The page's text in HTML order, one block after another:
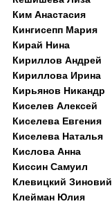
Ким Анастасия
Кингисепп Мария
Кирай Нина
Кириллов Андрей
Кириллова Ирина
Кирьянов Никандр
Киселев Алексей
Киселева Евгения
Киселева Наталья
Кислова Анна
Киссин Самуил
Клевицкий Зиновий
Клейман Юлия